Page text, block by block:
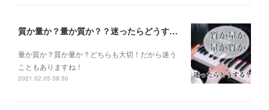
質か量か？量か質か？？迷ったらどうする？？？
量か質か？ 質か量か？ どちらも大切！だから迷う
こともありますね！
2021.02.05 09:30